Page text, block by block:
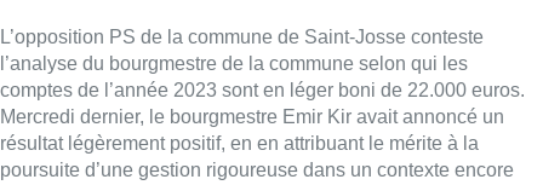
L’opposition PS de la commune de Saint-Josse conteste
l’analyse du bourgmestre de la commune selon qui les
comptes de l’année 2023 sont en léger boni de 22.000 euros.
Mercredi dernier, le bourgmestre Emir Kir avait annoncé un
résultat légèrement positif, en en attribuant le mérite à la
poursuite d’une gestion rigoureuse dans un contexte encore